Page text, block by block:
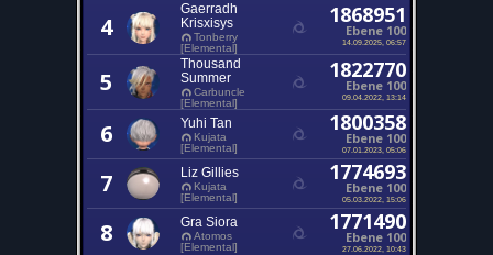
4
Gaerradh
Krisxisys
Tonberry
[Elemental]
1868951
Ebene 100
14.09.2025, 06:57
5
Thousand
Summer
Carbuncle
[Elemental]
1822770
Ebene 100
09.04.2022, 13:14
6 Yuhi Tan
Kujata
[Elemental]
1800358
Ebene 100
07.01.2023, 05:06
7 Liz Gillies
Kujata
[Elemental]
1774693
Ebene 100
05.03.2022, 15:06
8 Gra Siora
Atomos
[Elemental]
1771490
Ebene 100
27.06.2022, 10:43